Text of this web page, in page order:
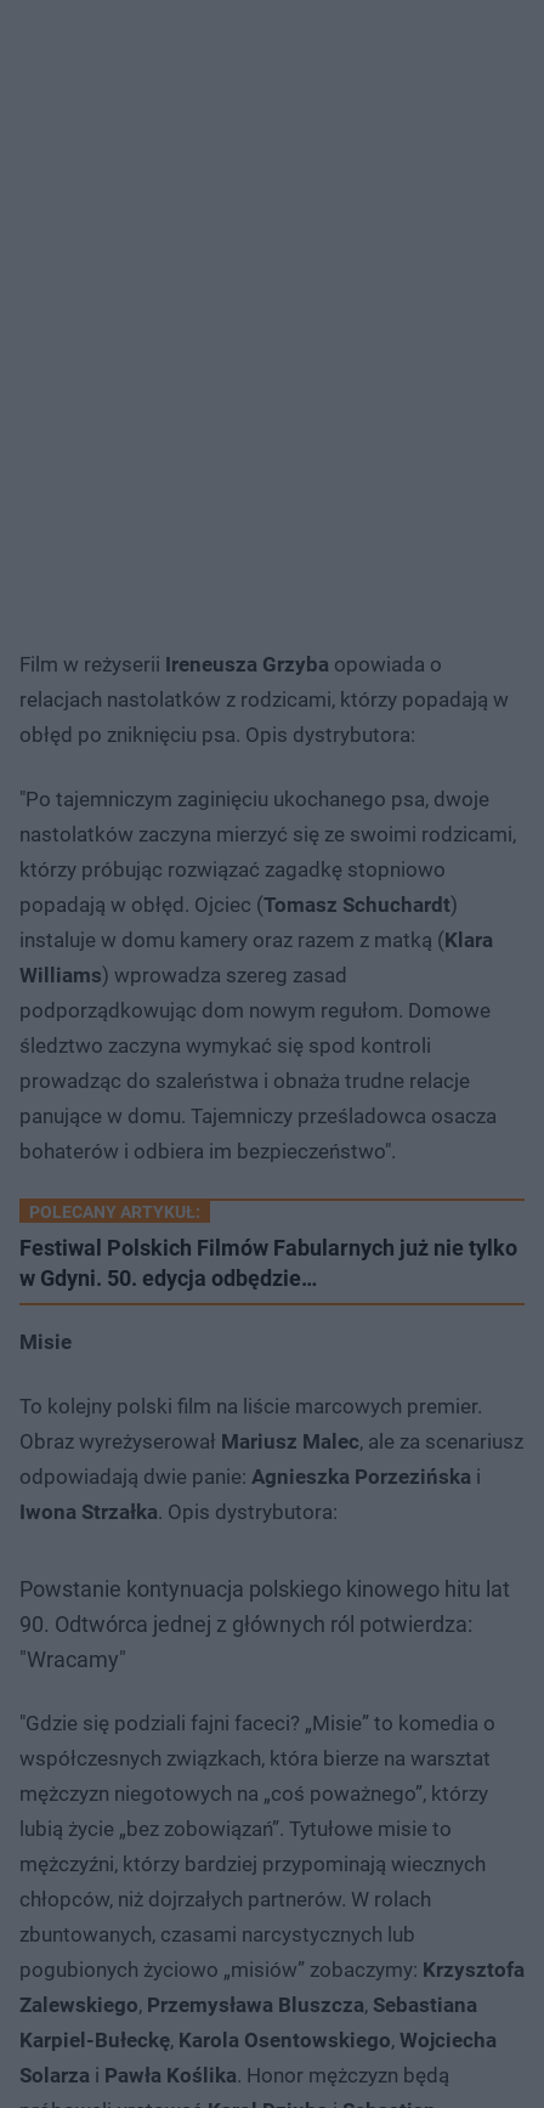
Film w reżyserii Ireneusza Grzyba opowiada o
relacjach nastolatków z rodzicami, którzy popadają w
obłęd po zniknięciu psa. Opis dystrybutora:
"Po tajemniczym zaginięciu ukochanego psa, dwoje
nastolatków zaczyna mierzyć się ze swoimi rodzicami,
którzy próbując rozwiązać zagadkę stopniowo
popadają w obłęd. Ojciec (Tomasz Schuchardt)
instaluje w domu kamery oraz razem z matką (Klara
Williams) wprowadza szereg zasad
podporządkowując dom nowym regułom. Domowe
śledztwo zaczyna wymykać się spod kontroli
prowadząc do szaleństwa i obnaża trudne relacje
panujące w domu. Tajemniczy prześladowca osacza
bohaterów i odbiera im bezpieczeństwo".
POLECANY ARTYKUŁ:
Festiwal Polskich Filmów Fabularnych już nie tylko
w Gdyni. 50. edycja odbędzie…
Misie
To kolejny polski film na liście marcowych premier.
Obraz wyreżyserował Mariusz Malec, ale za scenariusz
odpowiadają dwie panie: Agnieszka Porzezińska i
Iwona Strzałka. Opis dystrybutora:
Powstanie kontynuacja polskiego kinowego hitu lat
90. Odtwórca jednej z głównych ról potwierdza:
"Wracamy"
"Gdzie się podziali fajni faceci? „Misie” to komedia o
współczesnych związkach, która bierze na warsztat
mężczyzn niegotowych na „coś poważnego”, którzy
lubią życie „bez zobowiązań”. Tytułowe misie to
mężczyźni, którzy bardziej przypominają wiecznych
chłopców, niż dojrzałych partnerów. W rolach
zbuntowanych, czasami narcystycznych lub
pogubionych życiowo „misiów” zobaczymy: Krzysztofa
Zalewskiego, Przemysława Bluszcza, Sebastiana
Karpiel-Bułeckę, Karola Osentowskiego, Wojciecha
Solarza i Pawła Koślika. Honor mężczyzn będą